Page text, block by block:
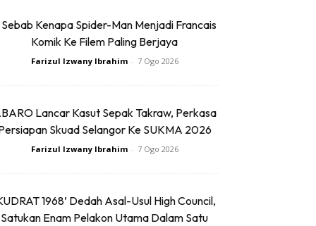
Kenapa Spider-Man Menjadi Francais
Komik Ke Filem Paling Berjaya
Farizul Izwany Ibrahim - 7 Ogo 2026
Lancar Kasut Sepak Takraw, Perkasa
Skuad Selangor Ke SUKMA 2026
Farizul Izwany Ibrahim - 7 Ogo 2026
1968’ Dedah Asal-Usul High Council,
Satukan Enam Pelakon Utama Dalam Satu